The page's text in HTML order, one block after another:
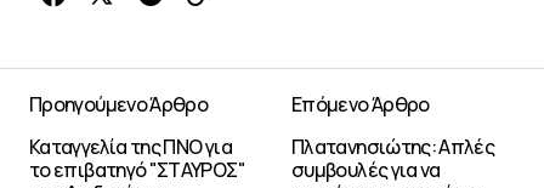
Προηγούμενο Άρθρο
Καταγγελία της ΠΝΟ για
το επιβατηγό "ΣΤΑΥΡΟΣ"
Επόμενο Άρθρο
Πλατανησιώτης: Απλές
συμβουλές για να